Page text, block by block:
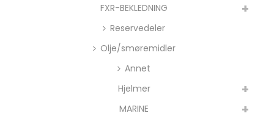
FXR-BEKLEDNING
Reservedeler
Olje/smøremidler
Annet
Hjelmer
MARINE